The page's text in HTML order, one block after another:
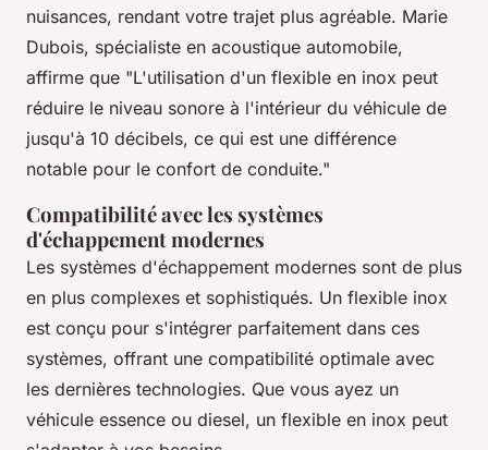
nuisances, rendant votre trajet plus agréable. Marie
Dubois, spécialiste en acoustique automobile,
affirme que "L'utilisation d'un flexible en inox peut
réduire le niveau sonore à l'intérieur du véhicule de
jusqu'à 10 décibels, ce qui est une différence
notable pour le confort de conduite."
Compatibilité avec les systèmes
d'échappement modernes
Les systèmes d'échappement modernes sont de plus
en plus complexes et sophistiqués. Un flexible inox
est conçu pour s'intégrer parfaitement dans ces
systèmes, offrant une compatibilité optimale avec
les dernières technologies. Que vous ayez un
véhicule essence ou diesel, un flexible en inox peut